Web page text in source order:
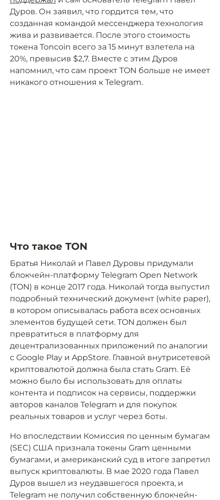
Дуров. Он заявил, что гордится тем, что
созданная командой мессенджера технология
жива и развивается. После этого стоимость
токена Toncoin всего за 15 минут взлетела на
20%, превысив $2,7. Вместе с этим Дуров
напомнил, что сам проект TON больше не имеет
никакого отношения к Telegram.
Что такое TON
Братья Николай и Павел Дуровы придумали
блокчейн-платформу Telegram Open Network
(TON) в конце 2017 года. Николай тогда выпустил
подробный технический документ (white paper),
в котором описывалась работа всех основных
элементов будущей сети. TON должен был
превратиться в платформу для
децентрализованных приложений по аналогии
с Google Play и AppStore. Главной внутрисетевой
криптовалютой должна была стать Gram. Её
можно было бы использовать для оплаты
контента и подписок на сервисы, поддержки
авторов каналов Telegram и для покупок
реальных товаров и услуг через боты.
Но впоследствии Комиссия по ценным бумагам
(SEC) США признала токены Gram ценными
бумагами, и американский суд в итоге запретил
выпуск криптовалюты. В мае 2020 года Павел
Дуров вышел из неудавшегося проекта, и
Telegram не получил собственную блокчейн-